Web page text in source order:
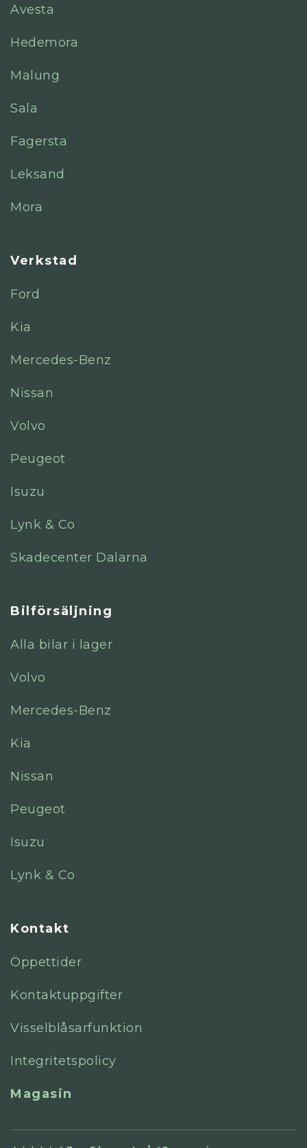
Avesta
Hedemora
Malung
Sala
Fagersta
Leksand
Mora
Verkstad
Ford
Kia
Mercedes-Benz
Nissan
Volvo
Peugeot
Isuzu
Lynk & Co
Skadecenter Dalarna
Bilförsäljning
Alla bilar i lager
Volvo
Mercedes-Benz
Kia
Nissan
Peugeot
Isuzu
Lynk & Co
Kontakt
Öppettider
Kontaktuppgifter
Visselblåsarfunktion
Integritetspolicy
Magasin